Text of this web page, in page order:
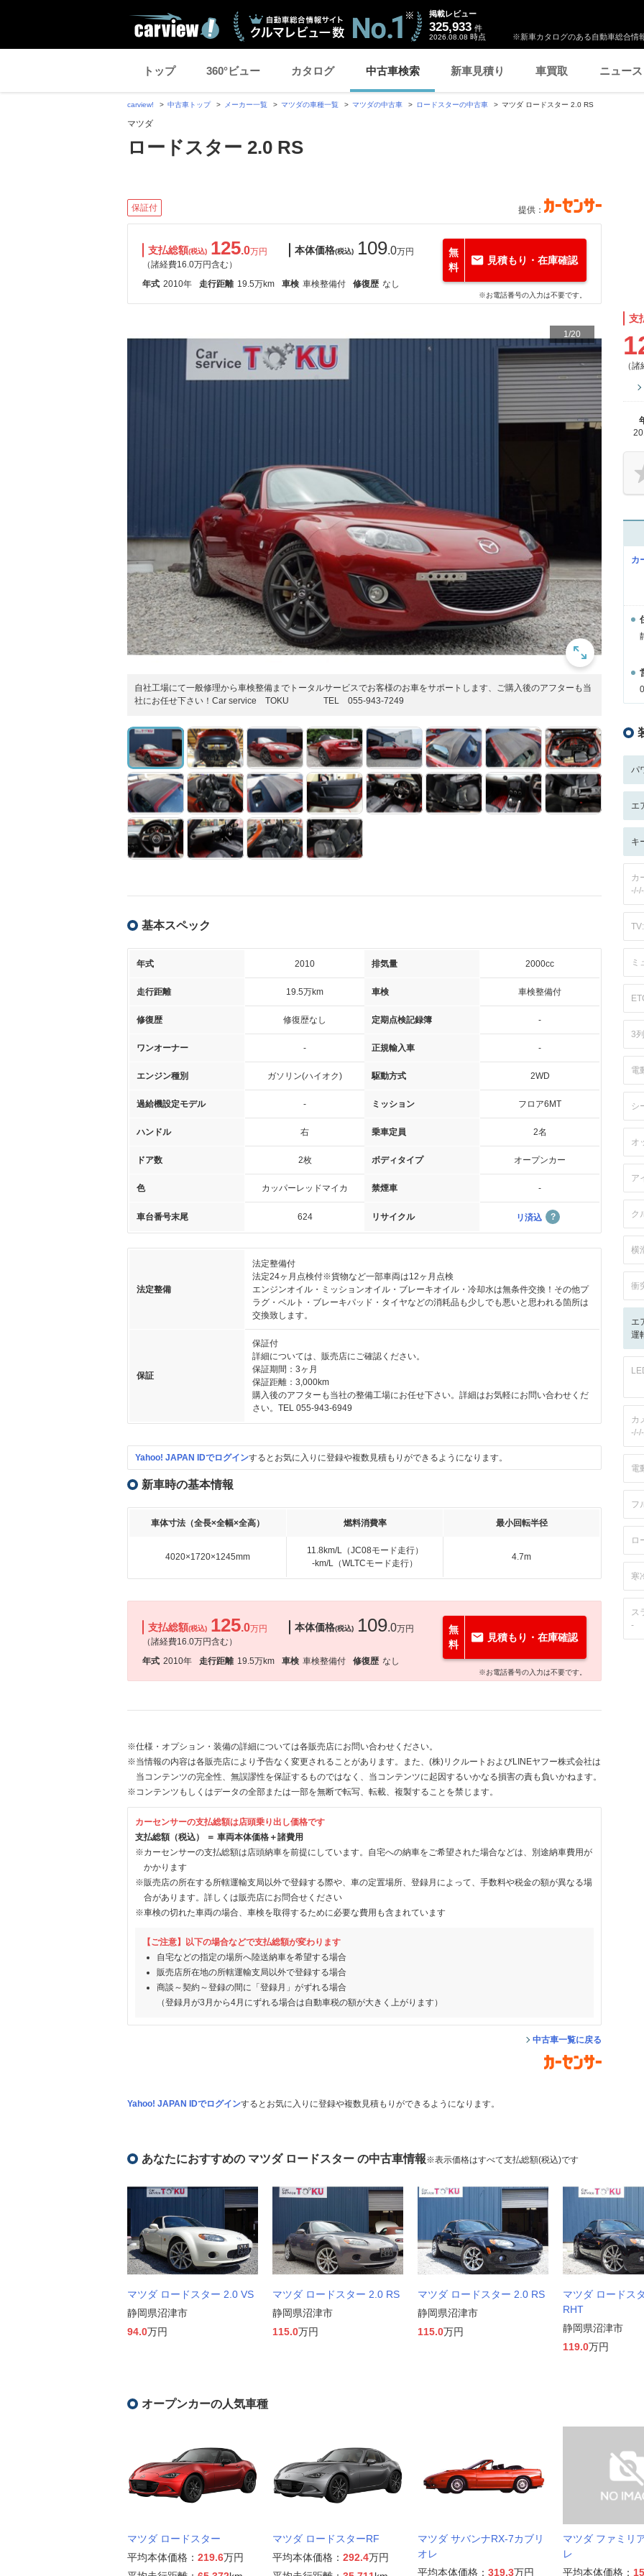
※新車カタログのある自動車総合情
掲載レビュー
325,933 件
2026.08.08 時点
トップ 360°ビュー カタログ 中古車検索 新車見積り 車買取 ニュース
carview! 中古車トップ メーカー一覧 マツダの車種一覧 マツダの中古車 ロードスターの中古車 マツダ ロードスター 2.0 RS
マツダ
ロードスター 2.0 RS
保証付 提供：
支払総額(税込) 125.0万円
（諸経費16.0万円含む）
本体価格(税込) 109.0万円
年式 2010年 走行距離 19.5万km 車検 車検整備付 修復歴 なし
無
料
見積もり・在庫確認
※お電話番号の入力は不要です。
1/20
自社工場にて一般修理から車検整備までトータルサービスでお客様のお車をサポートします、ご購入後のアフターも当
社にお任せ下さい！Car service TOKU TEL 055-943-7249
基本スペック
年式 2010 排気量 2000cc
走行距離 19.5万km 車検 車検整備付
修復歴 修復歴なし 定期点検記録簿 -
ワンオーナー - 正規輸入車 -
エンジン種別 ガソリン(ハイオク) 駆動方式 2WD
過給機設定モデル - ミッション フロア6MT
ハンドル 右 乗車定員 2名
ドア数 2枚 ボディタイプ オープンカー
色 カッパーレッドマイカ 禁煙車 -
車台番号末尾 624 リサイクル リ済込
法定整備
法定整備付
法定24ヶ月点検付※貨物など一部車両は12ヶ月点検
エンジンオイル・ミッションオイル・ブレーキオイル・冷却水は無条件交換！その他プ
ラグ・ベルト・ブレーキパッド・タイヤなどの消耗品も少しでも悪いと思われる箇所は
交換致します。
保証
保証付
詳細については、販売店にご確認ください。
保証期間：3ヶ月
保証距離：3,000km
購入後のアフターも当社の整備工場にお任せ下さい。詳細はお気軽にお問い合わせくだ
さい。TEL 055-943-6949
Yahoo! JAPAN IDでログインするとお気に入りに登録や複数見積もりができるようになります。
新車時の基本情報
車体寸法（全長×全幅×全高） 燃料消費率 最小回転半径
4020×1720×1245mm
11.8km/L（JC08モード走行）
-km/L（WLTCモード走行）
4.7m
支払総額(税込) 125.0万円
（諸経費16.0万円含む）
本体価格(税込) 109.0万円
年式 2010年 走行距離 19.5万km 車検 車検整備付 修復歴 なし
無
料
見積もり・在庫確認
※お電話番号の入力は不要です。
※仕様・オプション・装備の詳細については各販売店にお問い合わせください。
※当情報の内容は各販売店により予告なく変更されることがあります。また、(株)リクルートおよびLINEヤフー株式会社は
当コンテンツの完全性、無誤謬性を保証するものではなく、当コンテンツに起因するいかなる損害の責も負いかねます。
※コンテンツもしくはデータの全部または一部を無断で転写、転載、複製することを禁じます。
カーセンサーの支払総額は店頭乗り出し価格です
支払総額（税込） ＝ 車両本体価格＋諸費用
※カーセンサーの支払総額は店頭納車を前提にしています。自宅への納車をご希望された場合などは、別途納車費用が
かかります
※販売店の所在する所轄運輸支局以外で登録する際や、車の定置場所、登録月によって、手数料や税金の額が異なる場
合があります。詳しくは販売店にお問合せください
※車検の切れた車両の場合、車検を取得するために必要な費用も含まれています
【ご注意】以下の場合などで支払総額が変わります
自宅などの指定の場所へ陸送納車を希望する場合
販売店所在地の所轄運輸支局以外で登録する場合
商談～契約～登録の間に「登録月」がずれる場合
（登録月が3月から4月にずれる場合は自動車税の額が大きく上がります）
中古車一覧に戻る
Yahoo! JAPAN IDでログインするとお気に入りに登録や複数見積もりができるようになります。
支
（
カ
パ
エ
キ
カ
ミ
3
電
シ
オ
ア
ク
横
衝
エ
運
カ
電
フ
ロ
寒
ス
-
あなたにおすすめの マツダ ロードスター の中古車情報※表示価格はすべて支払総額(税込)です
マツダ ロードスター 2.0 VS
静岡県沼津市
94.0万円
マツダ ロードスター 2.0 RS
静岡県沼津市
115.0万円
マツダ ロードスター 2.0 RS
静岡県沼津市
115.0万円
マツダ ロードス
RHT
静岡県沼津市
119.0万円
オープンカーの人気車種
マツダ ロードスター
平均本体価格： 219.6万円
マツダ ロードスターRF
平均本体価格： 292.4万円
マツダ サバンナRX-7カブリ
オレ
平均本体価格： 319.3万円
マツダ ファミリ
レ
平均本体価格：